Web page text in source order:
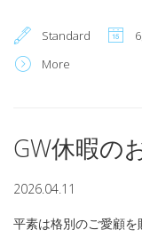
Standard
More
GW休暇の
2026.04.11
平素は格別のご愛顧を